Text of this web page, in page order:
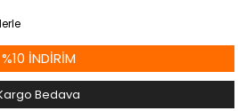
%10 İNDIRIM
Bedava